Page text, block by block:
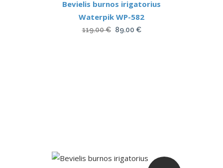
Bevielis burnos irigatorius
Waterpik WP-582
119.00€ Original
89.00 €Current